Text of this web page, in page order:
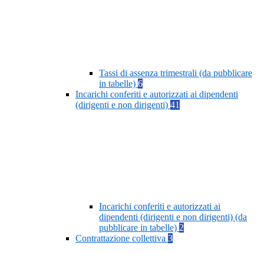
Tassi di assenza trimestrali (da pubblicare
in tabelle) 6
Incarichi conferiti e autorizzati ai dipendenti
(dirigenti e non dirigenti) 41
Incarichi conferiti e autorizzati ai
dipendenti (dirigenti e non dirigenti) (da
pubblicare in tabelle) 2
Contrattazione collettiva 3